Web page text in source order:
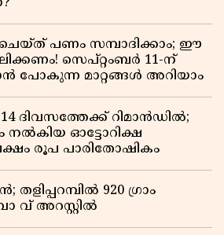
പണം സമ്പാദിക്കാം; ഈ
സെപ്റ്റംബർ 11-ന്
പോകുന്ന മാറ്റങ്ങൾ അറിയാം
ദിവസത്തേക്ക് റിമാൻഡിൽ;
നൽകിയ ഓട്ടോറിക്ഷ
രൂപ പാരിതോഷികം
920 ഗ്രാം
വ് അറസ്റ്റിൽ